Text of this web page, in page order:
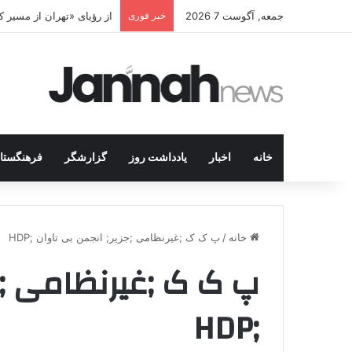
جمعه, آگوست 7 2026 خبر فوری از رؤیای «تهران از
خانه اخبار یادداشت روز گزارشگر
خانه / پ ک ک ;غیرنظامی ;جزیر; انجمن بی تاوان ;HDP
پ ک ک ;غیرنظامی
;HDP